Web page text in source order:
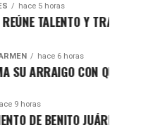
hace 5 horas
TALENTO Y TRADICIÓN EN ISLA
hace 6 horas
CON QUINTANA ROO
9 horas
BENITO JUÁREZ ACCIONES